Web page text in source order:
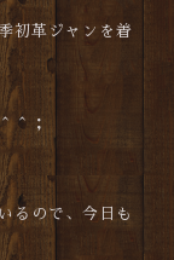
初革ジャンを着
＾；
るので、今日も